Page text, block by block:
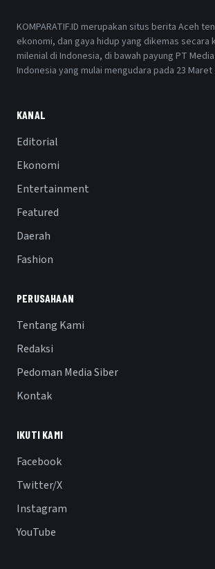
KOMPARATIF.ID merupakan situs berita Aceh
ekonomi, dan gaya hidup yang dikemas secara
milenial di Indonesia, di bawah payung PT
Indonesia yang mulai mengudara pada 23 Maret
KANAL
Editorial
Ekonomi
Entertainment
Featured
Daerah
Fashion
PERUSAHAAN
Tentang Kami
Redaksi
Pedoman Media Siber
Kontak
IKUTI KAMI
Facebook
Twitter/X
Instagram
YouTube